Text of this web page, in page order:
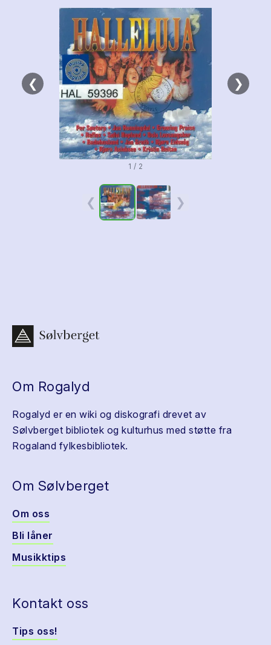
❮ ❯
1 / 2
❮ ❯
Om Rogalyd
Rogalyd er en wiki og diskografi drevet av
Sølvberget bibliotek og kulturhus med støtte fra
Rogaland fylkesbibliotek.
Om Sølvberget
Om oss
Bli låner
Musikktips
Kontakt oss
Tips oss!